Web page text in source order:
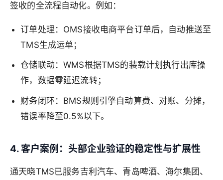
签收的全流程自动化。例如：
订单处理：OMS接收电商平台订单后，自动推送至
TMS生成运单；
仓储联动：WMS根据TMS的装载计划执行出库操
作，数据零延迟流转；
财务闭环：BMS规则引擎自动算费、对账、分摊，
错误率降至0.5%以下。
4. 客户案例：头部企业验证的稳定性与扩展性
通天晓TMS已服务吉利汽车、青岛啤酒、海尔集团、